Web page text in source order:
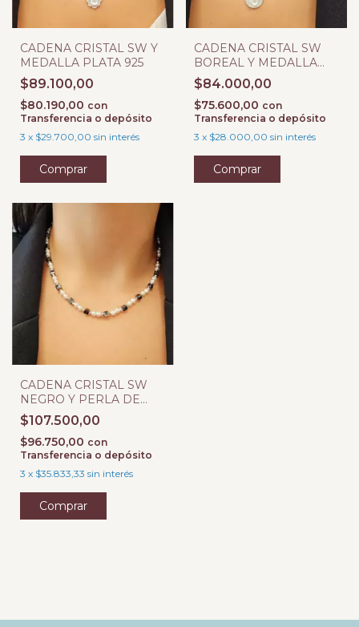
CADENA CRISTAL SW Y
MEDALLA PLATA 925
$89.100,00
$80.190,00 con
Transferencia o depósito
3 x $29.700,00 sin interés
Comprar
CADENA CRISTAL SW
BOREAL Y MEDALLA
PLATA 925
$84.000,00
$75.600,00 con
Transferencia o depósito
3 x $28.000,00 sin interés
Comprar
CADENA CRISTAL SW
NEGRO Y PERLA DE
RIO PLATA 925
$107.500,00
$96.750,00 con
Transferencia o depósito
3 x $35.833,33 sin interés